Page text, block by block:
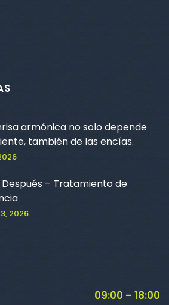
armónica no solo depende
también de las encías.
– Tratamiento de
2026
09:00 – 18:00